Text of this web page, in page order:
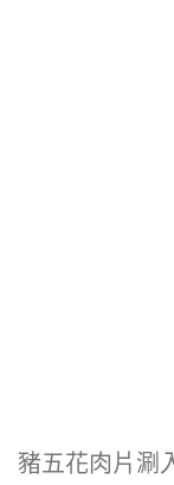
豬五花肉片涮